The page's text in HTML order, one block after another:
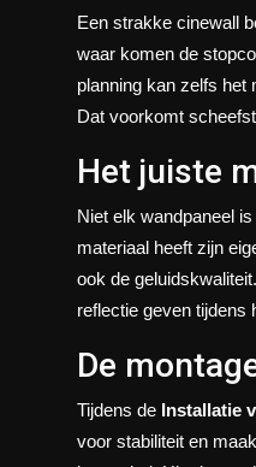
Een strakke cinewall
waar komen de
planning kan zelfs het
Dat voorkomt
Het juiste
Niet elk wandpaneel
materiaal heeft zijn
ook de
reflectie geven tijdens
De
Tijdens de Installatie
voor stabiliteit en